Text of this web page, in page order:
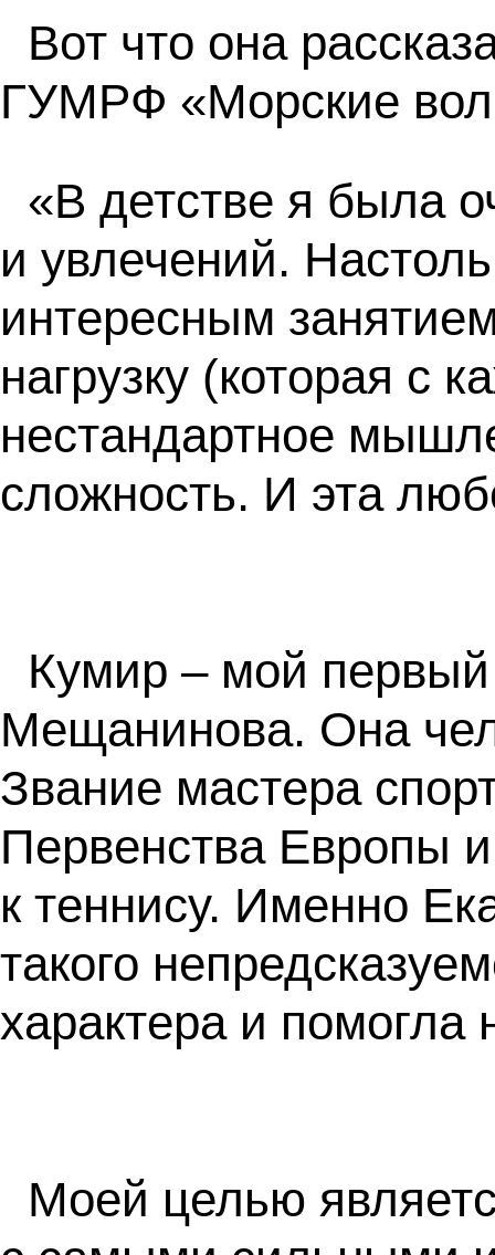
Вот что она
ГУМРФ «Морские
«В детстве я была
и увлечений.
интересным
нагрузку (которая с
нестандартное
сложность. И эта
Кумир – мой
Мещанинова. Она
Звание мастера
Первенства Европы
к теннису. Именно
такого
характера и помогла
Моей целью